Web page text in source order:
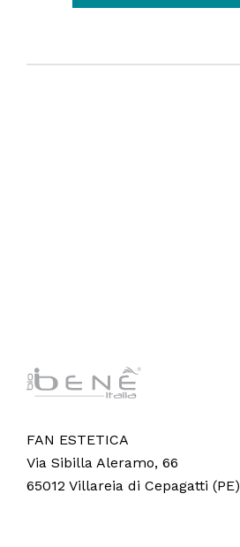
FAN ESTETICA
Via Sibilla Aleramo, 66
65012 Villareia di Cepagatti (PE)